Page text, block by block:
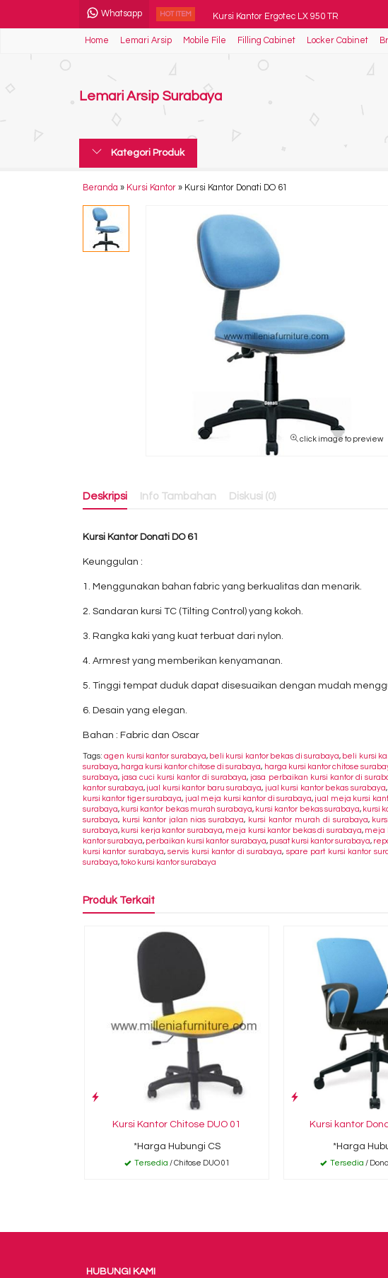
Whatsapp HOT ITEM Kursi Kantor Ergotec LX 950 TR
Brankas Ichiban HSX 40 A
Kursi Kantor Indachi Catolis I AL HDT
Kursi Kuliah Chitose Cosmo MNR
Kursi Bar Savello Centro L
Meja Kantor Modera SOD 7514
Home Lemari Arsip Mobile File Filling Cabinet Locker Cabinet
Lemari Arsip Surabaya
Kategori Produk
Beranda » Kursi Kantor » Kursi Kantor Donati DO 61
click image to preview
Deskripsi Info Tambahan Diskusi (0)
Kursi Kantor Donati DO 61
Keunggulan :
1. Menggunakan bahan fabric yang berkualitas dan menarik.
2. Sandaran kursi TC (Tilting Control) yang kokoh.
3. Rangka kaki yang kuat terbuat dari nylon.
4. Armrest yang memberikan kenyamanan.
5. Tinggi tempat duduk dapat disesuaikan dengan mudah
6. Desain yang elegan.
Bahan : Fabric dan Oscar
Tags:agen kursi kantor surabaya, beli kursi kantor bekas di surabaya, beli kursi
surabaya, harga kursi kantor chitose di surabaya, harga kursi kantor chitose
surabaya, jasa cuci kursi kantor di surabaya, jasa perbaikan kursi kantor di
kantor surabaya, jual kursi kantor baru surabaya, jual kursi kantor bekas surabaya,
kursi kantor tiger surabaya, jual meja kursi kantor di surabaya, jual meja kursi
surabaya, kursi kantor bekas murah surabaya, kursi kantor bekas surabaya, kursi
surabaya, kursi kantor jalan nias surabaya, kursi kantor murah di surabaya,
surabaya, kursi kerja kantor surabaya, meja kursi kantor bekas di surabaya, meja
kantor surabaya, perbaikan kursi kantor surabaya, pusat kursi kantor surabaya,
kursi kantor surabaya,servis kursi kantor di surabaya, spare part kursi kantor
surabaya,toko kursi kantor surabaya
Produk Terkait
Kursi Kantor Chitose DUO 01
*Harga Hubungi CS
Tersedia / Chitose DUO 01
Kursi kantor
*Harga
Tersedia /
HUBUNGI KAMI